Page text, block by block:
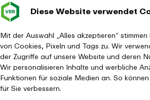
Diese Website verwendet
Mit der Auswahl „Alles akzeptieren“
von Cookies, Pixeln und Tags zu. Wir
der Zugriffe auf unsere Website und deren
Wir personalisieren Inhalte und werbliche
Funktionen für soziale Medien an. So
für Sie verbessern.
Verkehrsverbund
Startseite Aktuelles
Newsroom
Neue Tarifangebote und moderat steigende